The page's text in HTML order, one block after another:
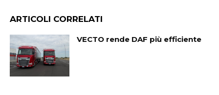
ARTICOLI CORRELATI
VECTO rende DAF più efficiente